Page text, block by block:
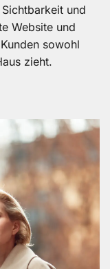
und
Website und
sowohl
zieht.